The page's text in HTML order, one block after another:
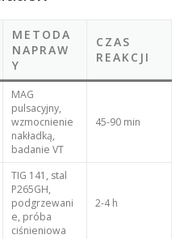
METODA
NAPRAW
Y
CZAS
REAKCJI
MAG
pulsacyjny,
wzmocnienie
nakładką,
badanie VT
45-90 min
TIG 141, stal
P265GH,
podgrzewani
e, próba
ciśnieniowa
2-4 h